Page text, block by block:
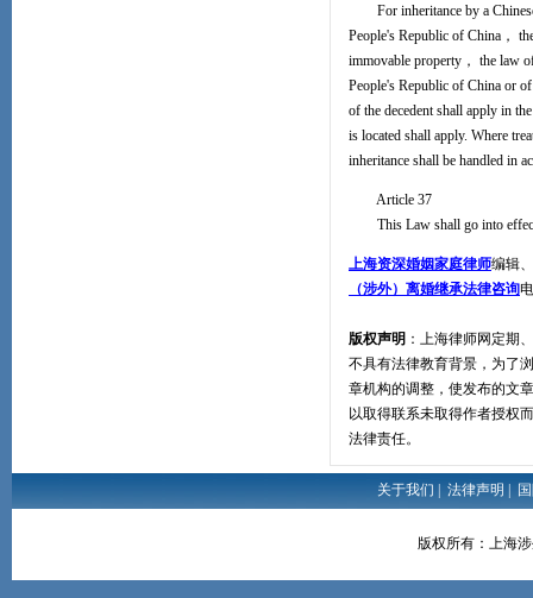
For inheritance by a Chinese
People's Republic of China，
immovable property， the law
People's Republic of China or
of the decedent shall apply in
is located shall apply. Where
inheritance shall be handled in
Article 37
This Law shall go into
上海资深婚姻家庭律师编辑
（涉外）离婚继承法律咨询
版权声明 ：上海律师网定期
不具有法律教育背景，为了
章机构的调整，使发布的文
以取得联系未取得作者授权
法律责任。
关于我们 法律声明
版权所有：上海